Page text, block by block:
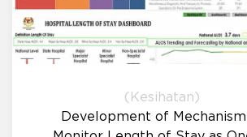
(Kesihatan)
Development of